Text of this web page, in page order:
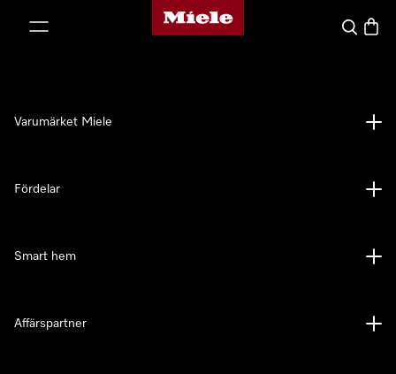
Mieles hemsida
Sök
Varumärket Miele
Fördelar
Smart hem
Affärspartner